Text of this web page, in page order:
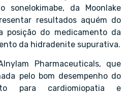
sonelokimabe, da Moonlake
resultados aquém do
posição do medicamento da
da hidradenite supurativa.
Pharmaceuticals, que
pelo bom desempenho do
para cardiomiopatia e